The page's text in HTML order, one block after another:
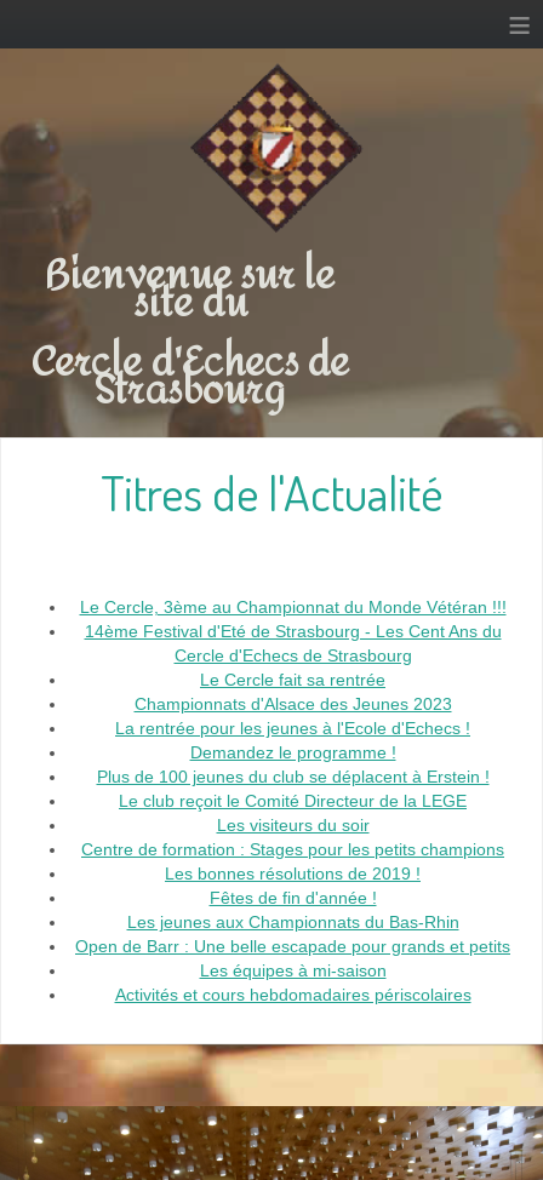
≡
Bienvenue sur le
site du
Cercle d'Echecs de
Strasbourg
Titres de l'Actualité
Le Cercle, 3ème au Championnat du Monde Vétéran !!!
14ème Festival d'Eté de Strasbourg - Les Cent Ans du
Cercle d'Echecs de Strasbourg
Le Cercle fait sa rentrée
Championnats d'Alsace des Jeunes 2023
La rentrée pour les jeunes à l'Ecole d'Echecs !
Demandez le programme !
Plus de 100 jeunes du club se déplacent à Erstein !
Le club reçoit le Comité Directeur de la LEGE
Les visiteurs du soir
Centre de formation : Stages pour les petits champions
Les bonnes résolutions de 2019 !
Fêtes de fin d'année !
Les jeunes aux Championnats du Bas-Rhin
Open de Barr : Une belle escapade pour grands et petits
Les équipes à mi-saison
Activités et cours hebdomadaires périscolaires